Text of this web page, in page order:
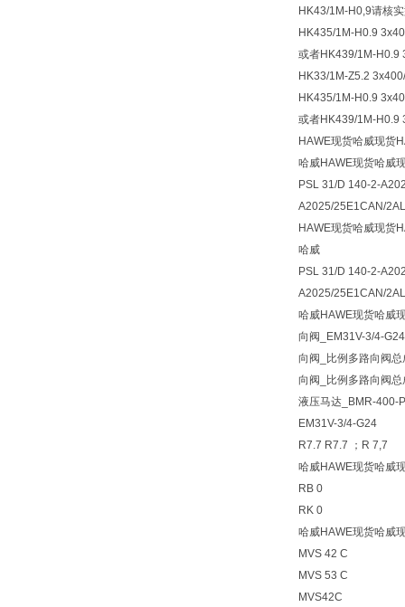
HK43/1M-H0,9请核
HK435/1M-H0.9
或者HK439/1M-H0.9
HK33/1M-Z5.2
HK435/1M-H0.9
或者HK439/1M-H0.9
HAWE现货哈威现货
哈威HAWE现货哈威
PSL 31/D 140-2-
A2025/25E1CAN/
HAWE现货哈威现货
哈威
PSL 31/D 140-2-
A2025/25E1CAN/
哈威HAWE现货哈威
向阀_EM31V-3/4-
向阀_比例多路向阀
向阀_比例多路向阀
液压马达_BMR-400-
EM31V-3/4-G24
R7.7 R7.7 ；R 7,7
哈威HAWE现货哈威
RB 0
RK 0
哈威HAWE现货哈威
MVS 42 C
MVS 53 C
MVS42C